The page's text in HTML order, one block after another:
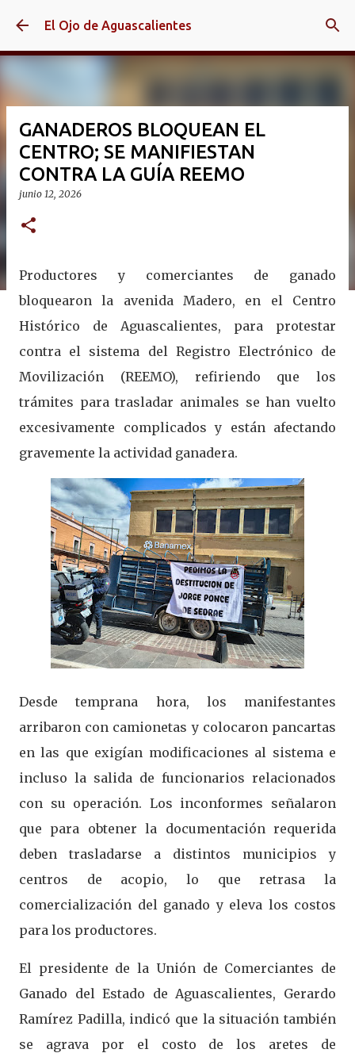
Ir al contenido principal
El Ojo de Aguascalientes
GANADEROS BLOQUEAN EL
CENTRO; SE MANIFIESTAN
CONTRA LA GUÍA REEMO
junio 12, 2026
Productores y comerciantes de ganado
bloquearon la avenida Madero, en el Centro
Histórico de Aguascalientes, para protestar
contra el sistema del Registro Electrónico de
Movilización (REEMO), refiriendo que los
trámites para trasladar animales se han vuelto
excesivamente complicados y están afectando
gravemente la actividad ganadera.
Desde temprana hora, los manifestantes
arribaron con camionetas y colocaron pancartas
en las que exigían modificaciones al sistema e
incluso la salida de funcionarios relacionados
con su operación. Los inconformes señalaron
que para obtener la documentación requerida
deben trasladarse a distintos municipios y
centros de acopio, lo que retrasa la
comercialización del ganado y eleva los costos
para los productores.
El presidente de la Unión de Comerciantes de
Ganado del Estado de Aguascalientes, Gerardo
Ramírez Padilla, indicó que la situación también
se agrava por el costo de los aretes de